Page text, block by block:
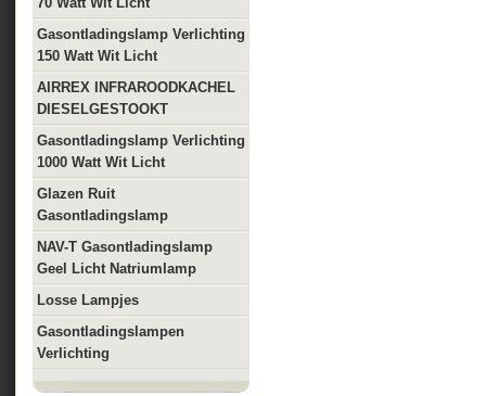
Gasontladingslamp Verlichting
150 Watt Wit Licht
AIRREX INFRAROODKACHEL
DIESELGESTOOKT
Gasontladingslamp Verlichting
1000 Watt Wit Licht
Glazen Ruit
Gasontladingslamp
NAV-T Gasontladingslamp
Geel Licht Natriumlamp
Losse Lampjes
Gasontladingslampen
Verlichting